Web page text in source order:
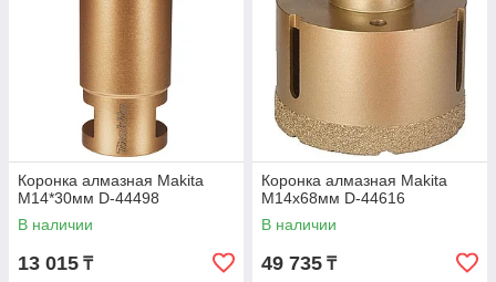
Коронка алмазная Makita
М14*30мм D-44498
В наличии
13 015 ₸
Коронка алмазная Makita
М14x68мм D-44616
В наличии
49 735 ₸